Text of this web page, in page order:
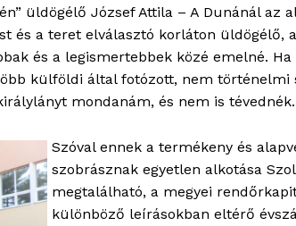
üldögélő József Attila – A Dunánál az
és a teret elválasztó korláton üldögélő,
és a legismertebbek közé emelné.
külföldi által fotózott, nem történelmi
mondanám, és nem is tévednék.
Szóval ennek a termékeny és
szobrásznak egyetlen alkotása
megtalálható, a megyei
különböző leírásokban eltérő